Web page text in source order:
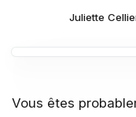
Juliette
Vous êtes